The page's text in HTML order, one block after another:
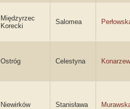
Międzyrzec
Korecki
Salomea
Ostróg Celestyna
Niewirków Stanisława